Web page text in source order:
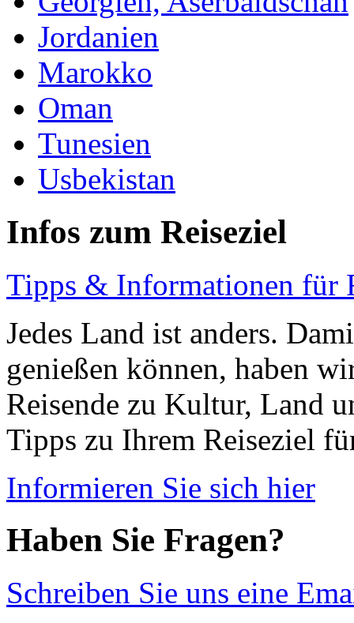
Jordanien
Marokko
Oman
Tunesien
Usbekistan
Infos zum Reiseziel
Tipps & Informationen für
Jedes Land ist anders.
genießen können, haben
Reisende zu Kultur, Land
Tipps zu Ihrem Reiseziel
Informieren Sie sich hier
Haben Sie Fragen?
Schreiben Sie uns eine